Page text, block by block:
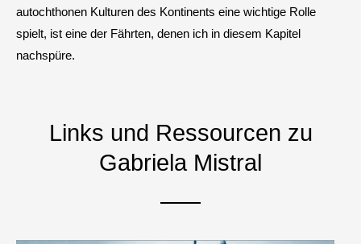
autochthonen Kulturen des Kontinents eine wichtige Rolle
spielt, ist eine der Fährten, denen ich in diesem Kapitel
nachspüre.
Links und Ressourcen zu
Gabriela Mistral